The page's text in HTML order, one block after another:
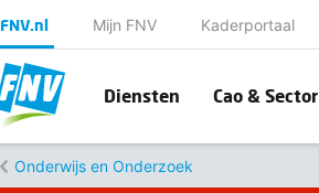
FNV.nl Mijn FNV Kaderportaal
Diensten Cao & Sector
Onderwijs en Onderzoek